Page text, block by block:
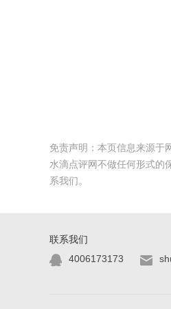
免责声明：本页信息来源于
水滴点评网不做任何形式的
系我们。
联系我们
4006173173